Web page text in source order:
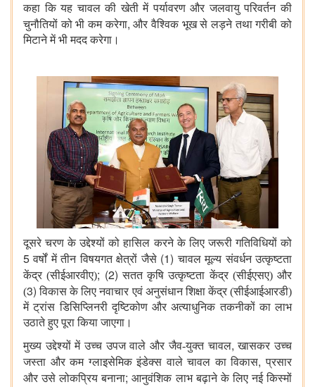
कहा कि यह चावल की खेती में पर्यावरण और जलवायु परिवर्तन की
चुनौतियों को भी कम करेगा, और वैश्विक भूख से लड़ने तथा गरीबी को
मिटाने में भी मदद करेगा।
दूसरे चरण के उद्देश्यों को हासिल करने के लिए जरूरी गतिविधियों को
5 वर्षों में तीन विषयगत क्षेत्रों जैसे (1)चावल मूल्य संवर्धन उत्कृष्टता
केंद्र (सीईआरवीए); (2)सतत कृषि उत्कृष्टता केंद्र (सीईएसए) और
(3) विकास के लिए नवाचार एवं अनुसंधान शिक्षा केंद्र (सीईआईआरडी)
में ट्रांस डिसिप्लिनरी दृष्टिकोण और अत्याधुनिक तकनीकों का लाभ
उठाते हुए पूरा किया जाएगा।
मुख्य उद्देश्यों में उच्च उपज वाले और जैव-युक्त चावल, खासकर उच्च
जस्ता और कम ग्लाइसेमिक इंडेक्स वाले चावल का विकास, प्रसार
और उसे लोकप्रिय बनाना;आनुवंशिक लाभ बढ़ाने के लिए नई किस्मों